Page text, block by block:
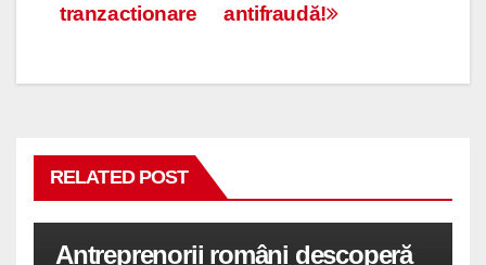
antifraudă!
tranzactionare
RELATED POST
Antreprenorii români descoperă